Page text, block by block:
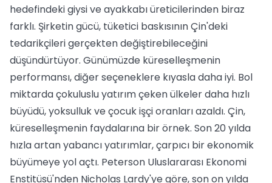
hedefindeki giysi ve ayakkabı üreticilerinden biraz
farklı. Şirketin gücü, tüketici baskısının Çin'deki
tedarikçileri gerçekten değiştirebileceğini
düşündürtüyor. Günümüzde küreselleşmenin
performansı, diğer seçeneklere kıyasla daha iyi. Bol
miktarda çokuluslu yatırım çeken ülkeler daha hızlı
büyüdü, yoksulluk ve çocuk işçi oranları azaldı. Çin,
küreselleşmenin faydalarına bir örnek. Son 20 yılda
hızla artan yabancı yatırımlar, çarpıcı bir ekonomik
büyümeye yol açtı. Peterson Uluslararası Ekonomi
Enstitüsü'nden Nicholas Lardy'ye göre, son on yılda